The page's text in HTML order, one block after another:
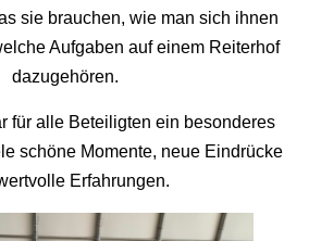
sie brauchen, wie man sich ihnen
Aufgaben auf einem Reiterhof
dazugehören.
für alle Beteiligten ein besonderes
schöne Momente, neue Eindrücke
Erfahrungen.